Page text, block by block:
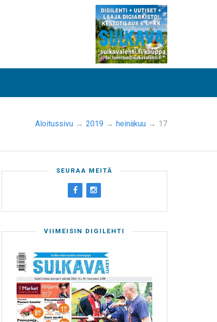
Aloitussivu → 2019 → heinäkuu → 17
SEURAA MEITÄ
VIIMEISIN DIGILEHTI